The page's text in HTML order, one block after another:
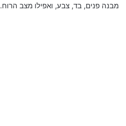
מבנה פנים, בד, צבע, ואפילו מצב הרוח.